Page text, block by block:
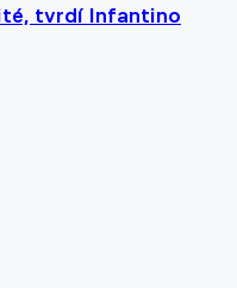
tvrdí Infantino